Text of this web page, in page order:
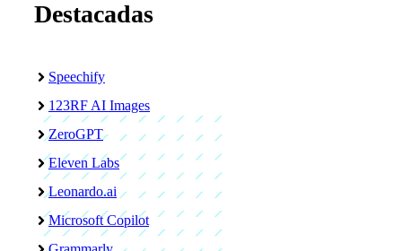
Destacadas
Speechify
123RF AI Images
ZeroGPT
Eleven Labs
Leonardo.ai
Microsoft Copilot